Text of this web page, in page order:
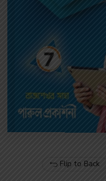
Flip to Back